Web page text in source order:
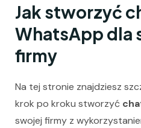
Jak stworzyć
WhatsApp dla
firmy
Na tej stronie znajdziesz
krok po kroku stworzyć
swojej firmy z